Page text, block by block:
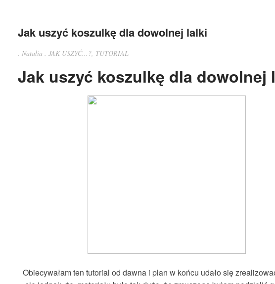
Jak uszyć koszulkę dla dowolnej lalki
. Natalia . JAK USZYĆ...?, TUTORIAL
Jak uszyć koszulkę dla dowolnej
Obiecywałam ten tutorial od dawna i plan w końcu udało się